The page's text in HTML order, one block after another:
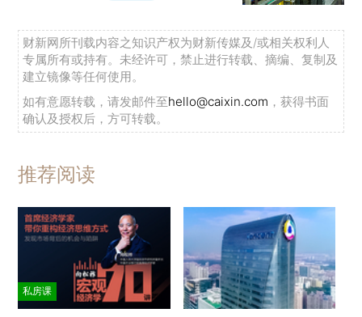
财新网所刊载内容之知识产权为财新传媒及/或相关权利人
专属所有或持有。未经许可，禁止进行转载、摘编、复制及
建立镜像等任何使用。
如有意愿转载，请发邮件至hello@caixin.com ，获得书面
确认及授权后，方可转载。
推荐阅读
私房课